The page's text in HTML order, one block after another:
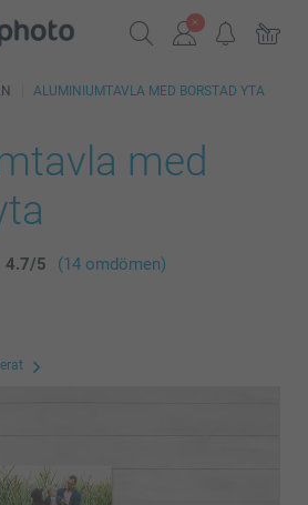
ALUMINIUMTAVLA MED BORSTAD YTA
med
4.7/5 (14 omdömen)